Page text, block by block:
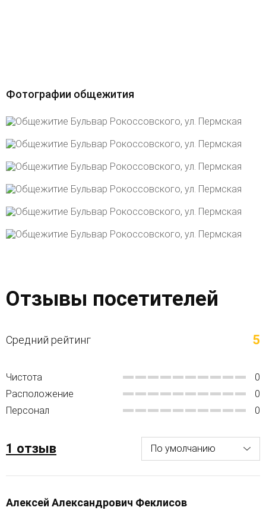
Фотографии общежития
Отзывы посетителей
Средний рейтинг 5
Чистота
0
Расположение
0
Персонал
0
1 отзыв
Алексей Александрович Феклисов